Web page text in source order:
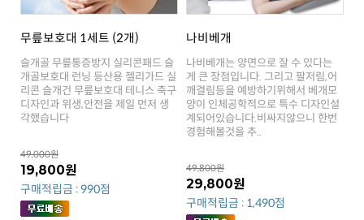
무릎보호대 1세트 (2개)
각했습니다
49,000원
19,800원
구매적립금 : 990점
나비베개
경험해볼것을 추..
49,800원
29,800원
구매적립금 : 1,490점